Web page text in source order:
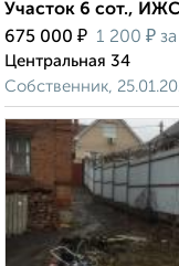
Участок 6 сот.,
675 000 ₽ 1 200 ₽
Центральная 34
Собственник,